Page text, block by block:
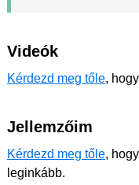
Videók
Kérdezd meg tőle,
Jellemzőim
Kérdezd meg tőle,
leginkább.